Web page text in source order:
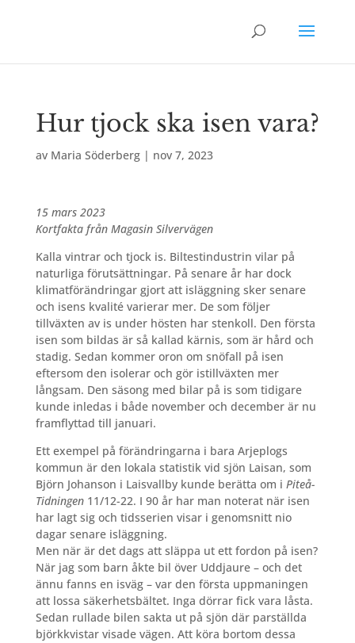
Hur tjock ska isen vara?
av Maria Söderberg| nov 7, 2023
15 mars 2023
Kortfakta från Magasin Silvervägen
Kalla vintrar och tjock is. Biltestindustrin vilar på
naturliga förutsättningar. På senare år har dock
klimatförändringar gjort att isläggning sker senare
och isens kvalité varierar mer. De som följer
tillväxten av is under hösten har stenkoll. Den första
isen som bildas är så kallad kärnis, som är hård och
stadig. Sedan kommer oron om snöfall på isen
eftersom den isolerar och gör istillväxten mer
långsam. Den säsong med bilar på is som tidigare
kunde inledas i både november och december är nu
framflyttad till januari.
Ett exempel på förändringarna i bara Arjeplogs
kommun är den lokala statistik vid sjön Laisan, som
Björn Johanson i Laisvallby kunde berätta om i Piteå-
Tidningen11/12-22. I 90 år har man noterat när isen
har lagt sig och tidsserien visar i genomsnitt nio
dagar senare isläggning.
Men när är det dags att släppa ut ett fordon på isen?
När jag som barn åkte bil över Uddjaure – och det
ännu fanns en isväg – var den första uppmaningen
att lossa säkerhetsbältet. Inga dörrar fick vara låsta.
Sedan rullade bilen sakta ut på sjön där parställda
björkkvistar visade vägen. Att köra bortom dessa